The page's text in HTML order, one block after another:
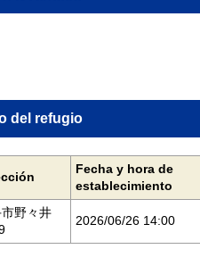
del refugio
Fecha y hora de
establecimiento
野々井
2026/06/26 14:00